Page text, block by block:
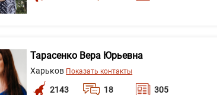
Тарасенко Вера Юрьевна
Харьков Показать контакты
2143 18 305